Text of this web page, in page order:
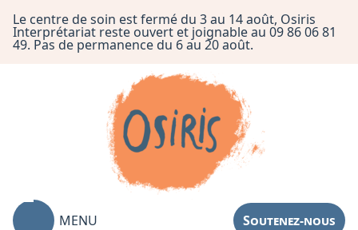
Le centre de soin est fermé du 3 au 14 août, Osiris
Interprétariat reste ouvert et joignable au 09 86 06 81
49. Pas de permanence du 6 au 20 août.
MENU Soutenez-nous